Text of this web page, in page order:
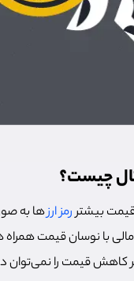
چیست؟
بیشتررمز ارزها به
مالی با نوسان قیمت
کاهش قیمت را نمی‌توان